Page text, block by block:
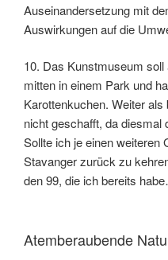
Auseinandersetzung mit
Auswirkungen auf die
10. Das Kunstmuseum
mitten in einem Park und
Karottenkuchen. Weiter
nicht geschafft, da diesmal
Sollte ich je einen weiteren
Stavanger zurück zu
den 99, die ich bereits
Atemberaubende